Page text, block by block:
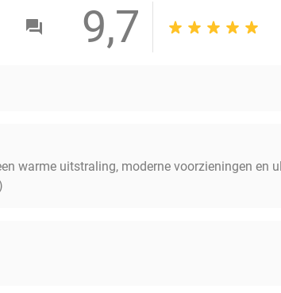
9,7
warme uitstraling, moderne voorzieningen en